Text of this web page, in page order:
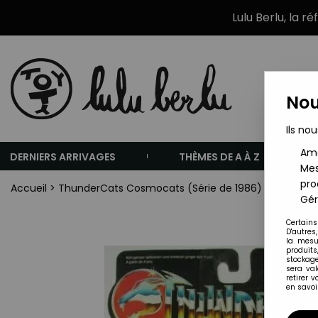
Lulu Berlu, la
DERNIERS ARRIVAGES THÈMES DE A À Z
Accueil > ThunderCats Cosmocats (Série de 1986)
Ils
la
sera
retirer
en